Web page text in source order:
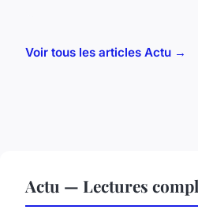
Voir tous les articles Actu →
Actu — Lectures